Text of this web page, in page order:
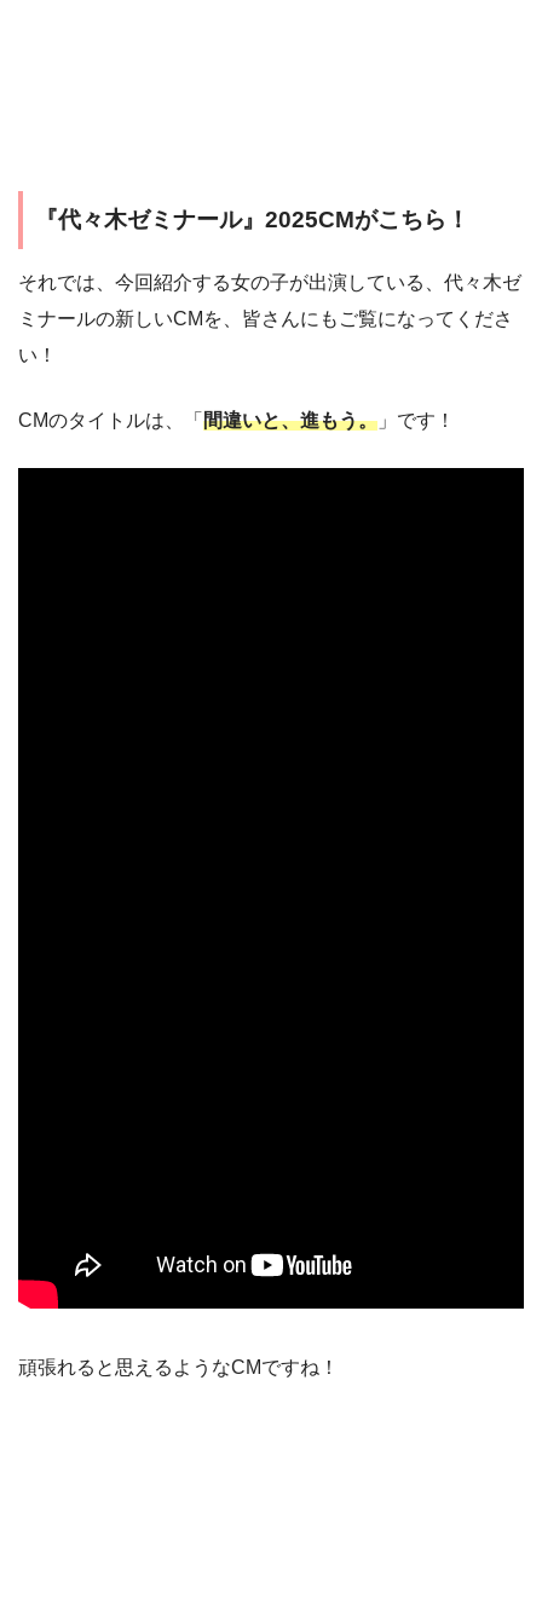
『代々木ゼミナール』2025CMがこちら！
それでは、今回紹介する女の子が出演している、代々木ゼ
ミナールの新しいCMを、皆さんにもご覧になってくださ
い！
CMのタイトルは、「 間違いと、進もう。 」です！
頑張れると思えるようなCMですね！